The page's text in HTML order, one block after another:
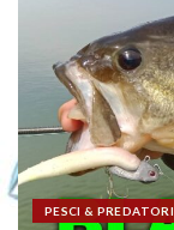
PESCI & PREDATORI